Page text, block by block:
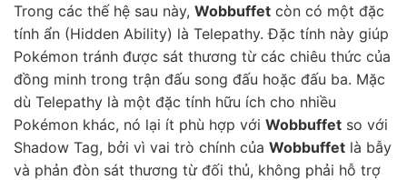
Trong các thế hệ sau này, Wobbuffet còn có một đặc
tính ẩn (Hidden Ability) là Telepathy. Đặc tính này giúp
Pokémon tránh được sát thương từ các chiêu thức của
đồng minh trong trận đấu song đấu hoặc đấu ba. Mặc
dù Telepathy là một đặc tính hữu ích cho nhiều
Pokémon khác, nó lại ít phù hợp với Wobbuffet so với
Shadow Tag, bởi vì vai trò chính của Wobbuffet là bẫy
và phản đòn sát thương từ đối thủ, không phải hỗ trợ